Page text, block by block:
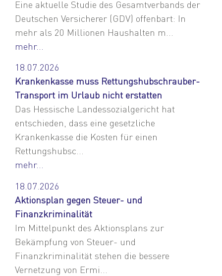
Eine aktuelle Studie des Gesamtverbands der
Deutschen Versicherer (GDV) offenbart: In
mehr als 20 Millionen Haushalten m...
mehr...
18.07.2026
Krankenkasse muss Rettungshubschrauber-
Transport im Urlaub nicht erstatten
Das Hessische Landessozialgericht hat
entschieden, dass eine gesetzliche
Krankenkasse die Kosten für einen
Rettungshubsc...
mehr...
18.07.2026
Aktionsplan gegen Steuer- und
Finanzkriminalität
Im Mittelpunkt des Aktionsplans zur
Bekämpfung von Steuer- und
Finanzkriminalität stehen die bessere
Vernetzung von Ermi...